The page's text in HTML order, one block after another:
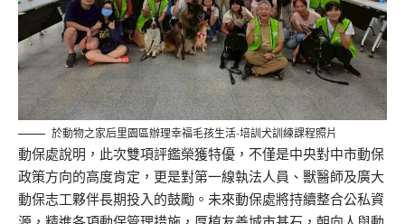
於動物之家后里園區辦理幸福毛孩生活-培訓犬訓練課程照片
動保處說明，此次雙項評鑑榮獲特優，不僅是中央對中市動保
政策方向的高度肯定，更是對第一線執法人員、獸醫師及廣大
動保志工夥伴長期投入的鼓勵。未來動保處將持續整合公私資